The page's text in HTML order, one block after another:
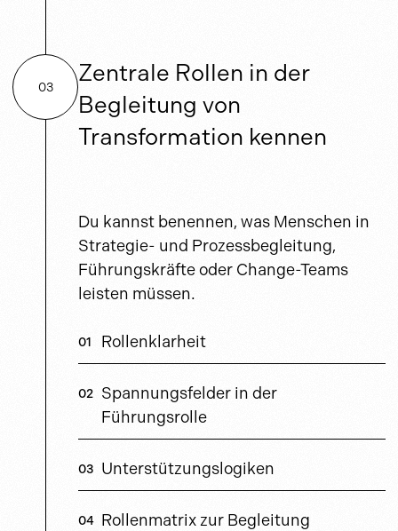
03
Zentrale Rollen in der
Begleitung von
Transformation kennen
Du kannst benennen, was Menschen in
Strategie- und Prozessbegleitung,
Führungskräfte oder Change-Teams
leisten müssen.
Rollenklarheit
Spannungsfelder in der
Führungsrolle
Unterstützungslogiken
Rollenmatrix zur Begleitung